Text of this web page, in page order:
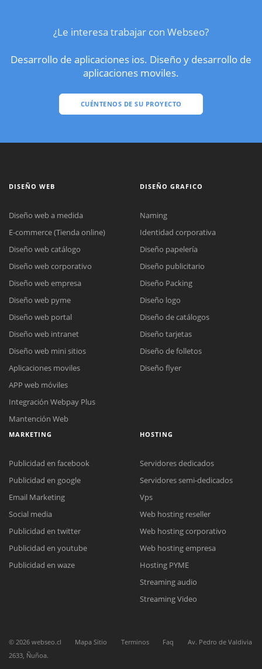
¿Le interesa trabajar con Webseo?
Desarrollo de aplicaciones ios. Diseño y desarrollo de
aplicaciones moviles.
CUÉNTENOS DE SU PROYECTO
Reunión online
Nuestros ejecutivos le enviarán un correo electrónico con el enlace a
Meet para la reunión online.
Cotización
Chat Online
Todos nuestros ejecutivos están fuera de línea. Complete el formulario
DISEÑO WEB
Diseño web a medida
E-commerce (Tienda online)
Diseño web catálogo
Diseño web corporativo
Diseño web empresa
Diseño web pyme
Diseño web portal
Diseño web intranet
Diseño web mini sitios
Aplicaciones moviles
APP web móviles
Integración Webpay Plus
Mantención Web
DISEÑO GRAFICO
Naming
Identidad corporativa
Diseño papelería
Diseño publicitario
Diseño Packing
Diseño logo
Diseño de catálogos
Diseño tarjetas
Diseño de folletos
Diseño flyer
MARKETING
Publicidad en facebook
Publicidad en google
Email Marketing
Social media
Publicidad en twitter
Publicidad en youtube
Publicidad en waze
HOSTING
Servidores dedicados
Servidores semi-dedicados
Vps
Web hosting reseller
Web hosting corporativo
Web hosting empresa
Hosting PYME
Streaming audio
Streaming Video
© 2026 webseo.cl Mapa Sitio Terminos Faq
Av. Pedro de Valdivia
2633, Ñuñoa.